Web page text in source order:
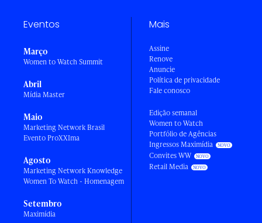
Eventos
Março
Women to Watch Summit
Abril
Mídia Master
Maio
Marketing Network Brasil
Evento ProXXIma
Agosto
Marketing Network Knowledge
Women To Watch - Homenagem
Setembro
Maximídia
Mais
Assine
Renove
Anuncie
Política de privacidade
Fale conosco
Edição semanal
Women to Watch
Portfólio de Agências
Ingressos Maximídia
Convites WW
Retail Media